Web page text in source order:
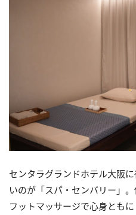
センタラグランドホテル大阪
いのが「スパ・センバリー」
フットマッサージで心身とも